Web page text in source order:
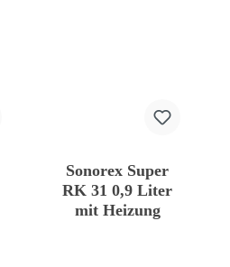
Sonorex Super
RK 31 0,9 Liter
mit Heizung